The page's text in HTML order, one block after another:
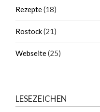
Rezepte(18)
Rostock(21)
Webseite(25)
LESEZEICHEN